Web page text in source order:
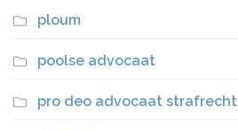
ploum
poolse advocaat
pro deo advocaat strafrecht